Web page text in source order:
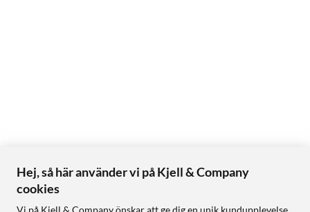
Hej, så här använder vi på Kjell & Company
cookies
Vi på Kjell & Company önskar att ge dig en unik kundupplevelse